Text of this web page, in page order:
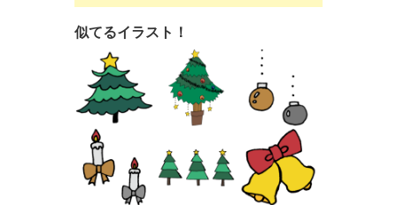
似てるイラスト！